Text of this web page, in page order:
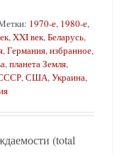
1970-е, 1980-е,
,XXI век,Беларусь,
,Германия,избранное,
,планета Земля,
,США,Украина,
(total